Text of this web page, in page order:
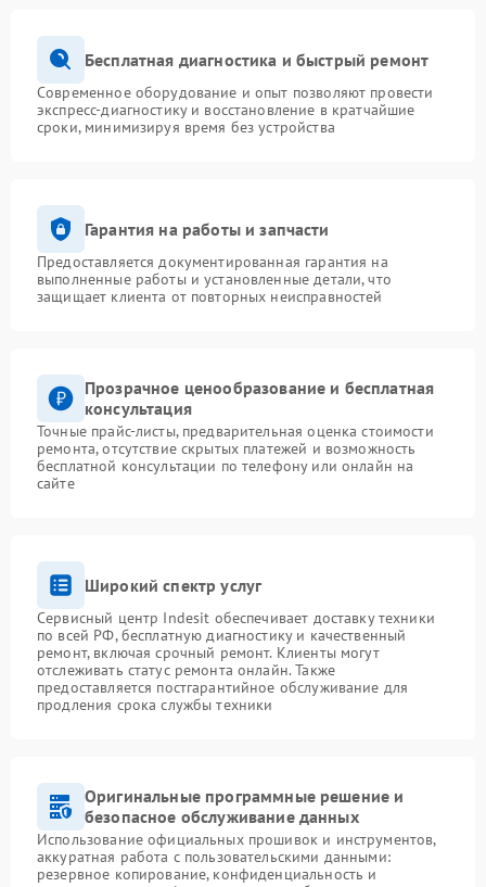
Бесплатная диагностика и быстрый ремонт
Современное оборудование и опыт позволяют провести
экспресс-диагностику и восстановление в кратчайшие
сроки, минимизируя время без устройства
Гарантия на работы и запчасти
Предоставляется документированная гарантия на
выполненные работы и установленные детали, что
защищает клиента от повторных неисправностей
Прозрачное ценообразование и бесплатная
консультация
Точные прайс-листы, предварительная оценка стоимости
ремонта, отсутствие скрытых платежей и возможность
бесплатной консультации по телефону или онлайн на
сайте
Широкий спектр услуг
Сервисный центр Indesit обеспечивает доставку техники
по всей РФ, бесплатную диагностику и качественный
ремонт, включая срочный ремонт. Клиенты могут
отслеживать статус ремонта онлайн. Также
предоставляется постгарантийное обслуживание для
продления срока службы техники
Оригинальные программные решение и
безопасное обслуживание данных
Использование официальных прошивок и инструментов,
аккуратная работа с пользовательскими данными:
резервное копирование, конфиденциальность и